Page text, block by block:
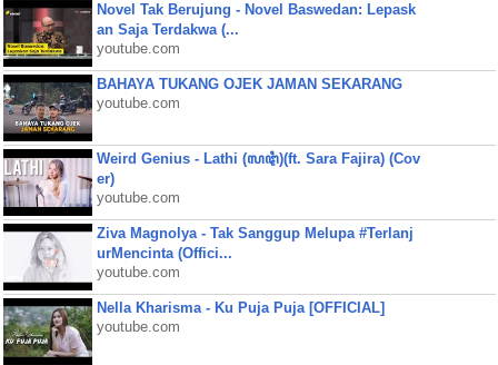
Novel Tak Berujung - Novel Baswedan: Lepask
an Saja Terdakwa (...
youtube.com
BAHAYA TUKANG OJEK JAMAN SEKARANG
youtube.com
Weird Genius - Lathi (ꦭꦛꦶ)(ft. Sara Fajira) (Cov
er)
youtube.com
Ziva Magnolya - Tak Sanggup Melupa #Terlanj
urMencinta (Offici...
youtube.com
Nella Kharisma - Ku Puja Puja [OFFICIAL]
youtube.com